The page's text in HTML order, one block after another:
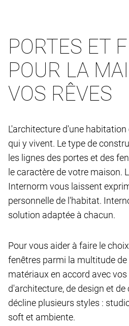
PORTES ET
POUR LA
VOS RÊVES
L'architecture d'une
qui y vivent. Le type de
les lignes des portes et des
le caractère de votre maison.
Internorm vous laissent
personnelle de l'habitat.
solution adaptée à chacun.
Pour vous aider à faire le
fenêtres parmi la multitude
matériaux en accord avec
d'architecture, de design et
décline plusieurs styles :
soft et ambiente.